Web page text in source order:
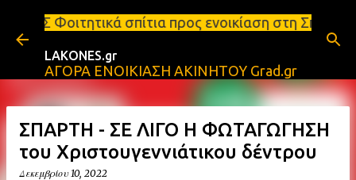
Μετάβαση στο κύριο περιεχόμενο
προς ενοικίαση στη Σπάρτη Ενοικιάσεις
LAKONES.gr
ΑΓΟΡΑ ΕΝΟΙΚΙΑΣΗ ΑΚΙΝΗΤΟΥ Grad.gr
ΣΠΑΡΤΗ - ΣΕ ΛΙΓΟ Η ΦΩΤΑΓΩΓΗΣΗ
του Χριστουγεννιάτικου δέντρου
Δεκεμβρίου 10, 2022